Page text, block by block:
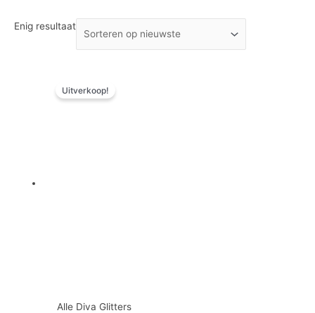
Enig resultaat
Uitverkoop!
Alle Diva Glitters
prijs